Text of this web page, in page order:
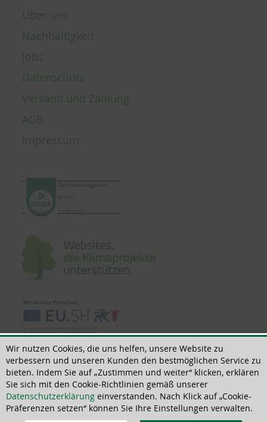
Über uns
Nachhaltigkeit
Jobs
Datenschutz
Versand und Zahlung
AGB
Impressum
© 2018 - 2026 | All rights reserved | ThoMar OHG, Basedower Weg 10, D-
21483 Lütau, +49(0)4153 55900-0,info@thomar.de
Wir nutzen Cookies, die uns helfen, unsere Website zu
verbessern und unseren Kunden den bestmöglichen Service zu
bieten. Indem Sie auf „Zustimmen und weiter“ klicken, erklären
Sie sich mit den Cookie-Richtlinien gemäß unserer
Datenschutzerklärung einverstanden. Nach Klick auf „Cookie-
Präferenzen setzen“ können Sie Ihre Einstellungen verwalten.